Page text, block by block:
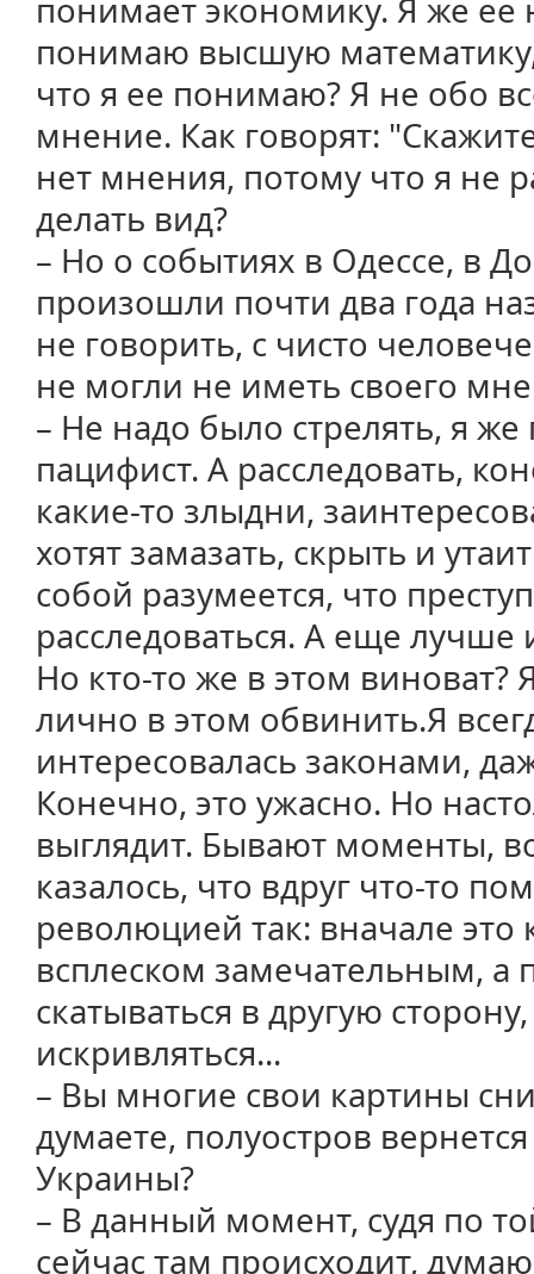
понимает экономику. Я же
понимаю высшую математику,
что я ее понимаю? Я не обо
мнение. Как говорят:
нет мнения, потому что я не
делать вид?
– Но о событиях в Одессе, в
произошли почти два года
не говорить, с чисто
не могли не иметь своего
– Не надо было стрелять, я же
пацифист. А расследовать,
какие-то злыдни,
хотят замазать, скрыть и
собой разумеется, что
расследоваться. А еще
Но кто-то же в этом виноват?
лично в этом обвинить.Я
интересовалась законами,
Конечно, это ужасно. Но
выглядит. Бывают моменты,
казалось, что вдруг что-то
революцией так: вначале это
всплеском замечательным, а
скатываться в другую
искривляться...
– Вы многие свои картины
думаете, полуостров
Украины?
– В данный момент, судя по
сейчас там происходит,